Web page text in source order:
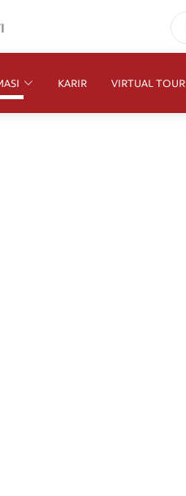
KARIR VIRTUAL TOUR